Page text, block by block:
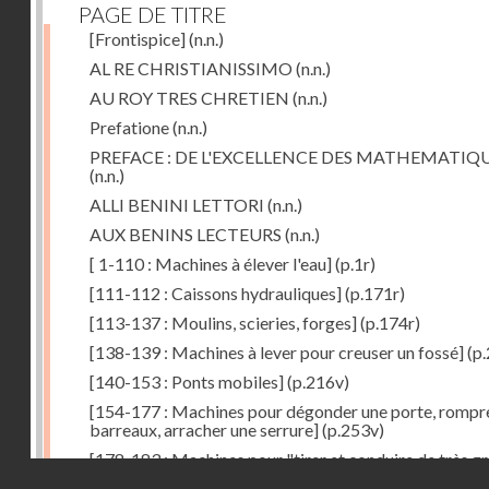
PAGE DE TITRE
[Frontispice](n.n.)
AL RE CHRISTIANISSIMO (n.n.)
AU ROY TRES CHRETIEN (n.n.)
Prefatione(n.n.)
PREFACE : DE L'EXCELLENCE DES
(n.n.)
ALLI BENINI LETTORI (n.n.)
AUX BENINS LECTEURS (n.n.)
[ 1-110 : Machines à élever l'eau](p.1r)
[111-112 : Caissons hydrauliques](p.171r)
[113-137 : Moulins, scieries, forges](p.174r)
[138-139 : Machines à lever pour creuser un fossé]
[140-153 : Ponts mobiles](p.216v)
[154-177 : Machines pour dégonder une porte,
barreaux, arracher une serrure](p.253v)
[178-183 : Machines pour "tirer et conduire de très